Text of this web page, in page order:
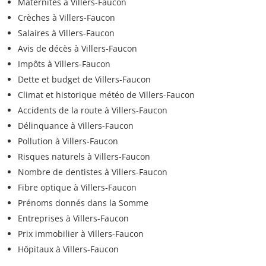
Crèches à Villers-Faucon
Salaires à Villers-Faucon
Avis de décès à Villers-Faucon
Impôts à Villers-Faucon
Dette et budget de Villers-Faucon
Climat et historique météo de Villers-Faucon
Accidents de la route à Villers-Faucon
Délinquance à Villers-Faucon
Pollution à Villers-Faucon
Risques naturels à Villers-Faucon
Nombre de dentistes à Villers-Faucon
Fibre optique à Villers-Faucon
Prénoms donnés dans la Somme
Entreprises à Villers-Faucon
Prix immobilier à Villers-Faucon
Hôpitaux à Villers-Faucon